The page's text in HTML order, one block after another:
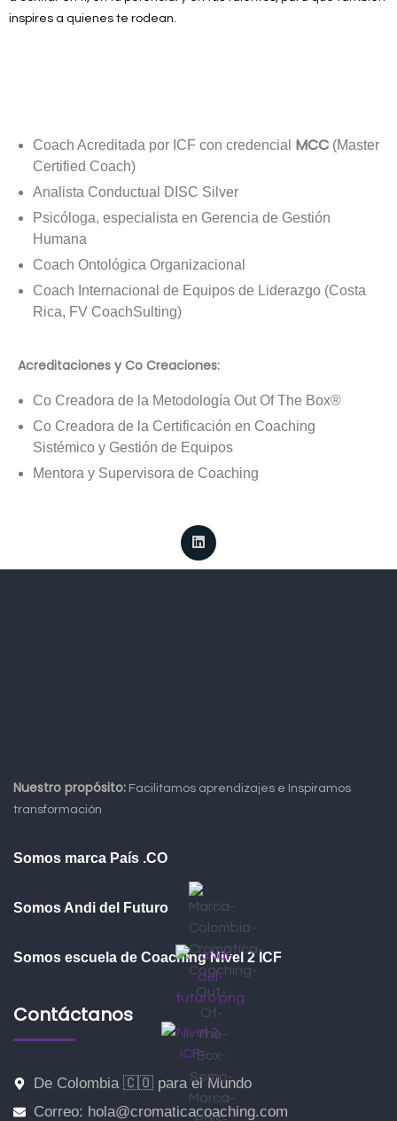
inspires a quienes te rodean.
Coach Acreditada por ICF con credencial MCC (Master
Certified Coach)
Analista Conductual DISC Silver
Psicóloga, especialista en Gerencia de Gestión
Humana
Coach Ontológica Organizacional
Coach Internacional de Equipos de Liderazgo (Costa
Rica, FV CoachSulting)
Acreditaciones y Co Creaciones:
Co Creadora de la Metodología Out Of The Box®
Co Creadora de la Certificación en Coaching
Sistémico y Gestión de Equipos
Mentora y Supervisora de Coaching
Nuestro propósito: Facilitamos aprendizajes e Inspiramos
transformación
Somos marca País .CO
Somos Andi del Futuro
Somos escuela de Coaching Nivel 2 ICF
Contáctanos
De Colombia 🇨🇴 para el Mundo
Correo: hola@cromaticacoaching.com